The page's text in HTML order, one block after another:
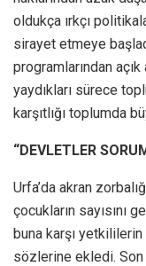
oldukça ırkçı
sirayet etmeye
programlarından
yaydıkları sürece
karşıtlığı toplumda
“DEVLETLER
Urfa’da akran
çocukların sayısını
buna karşı
sözlerine ekledi.